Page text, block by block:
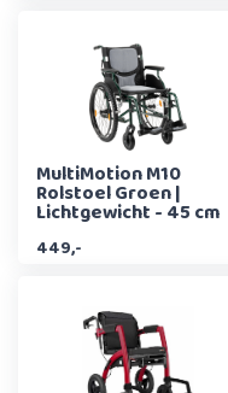
MultiMotion M10
Rolstoel Groen |
Lichtgewicht - 45 cm
449,-